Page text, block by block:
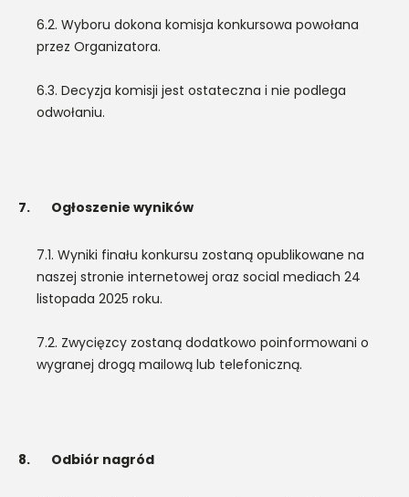
6.2. Wyboru dokona komisja konkursowa powołana
przez Organizatora.
6.3. Decyzja komisji jest ostateczna i nie podlega
odwołaniu.
7. Ogłoszenie wyników
7.1. Wyniki finału konkursu zostaną opublikowane na
naszej stronie internetowej oraz social mediach 24
listopada 2025 roku.
7.2. Zwycięzcy zostaną dodatkowo poinformowani o
wygranej drogą mailową lub telefoniczną.
8. Odbiór nagród